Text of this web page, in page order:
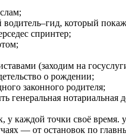
который
спринтер;
(заходим на
о рождении;
законного родителя;
генеральная
у каждой точки своё
— от остановок по